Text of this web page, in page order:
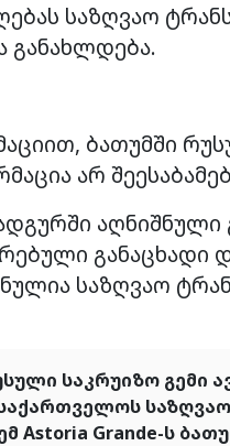
საზღვაო
განახლდება.
ბათუმში
არ
განაცხადი
საზღვაო
საკრუიზო გემი
Grande-ს